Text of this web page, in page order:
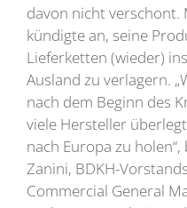
davon nicht verschont.
kündigte an, seine
Lieferketten (wieder)
Ausland zu verlagern.
nach dem Beginn des
viele Hersteller
nach Europa zu
Zanini, BDKH-
Commercial General